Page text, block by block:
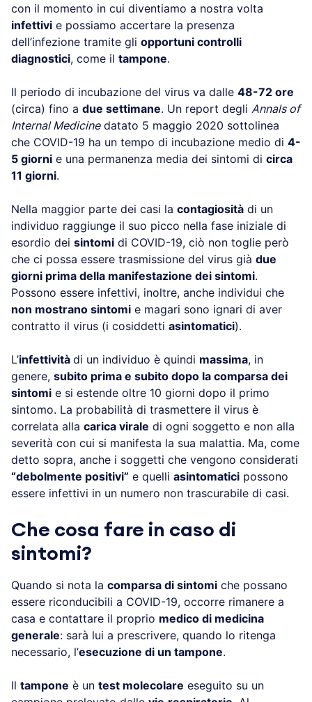
con il momento in cui diventiamo a nostra volta
infettivi e possiamo accertare la presenza
dell’infezione tramite gli opportuni controlli
diagnostici, come il tampone.
Il periodo di incubazione del virus va dalle 48-72 ore
(circa) fino a due settimane. Un report degli Annals of
Internal Medicinedatato 5 maggio 2020 sottolinea
che COVID-19 ha un tempo di incubazione medio di 4-
5 giorni e una permanenza media dei sintomi di circa
11 giorni.
Nella maggior parte dei casi la contagiosità di un
individuo raggiunge il suo picco nella fase iniziale di
esordio dei sintomi di COVID-19, ciò non toglie però
che ci possa essere trasmissione del virus già due
giorni prima della manifestazione dei sintomi.
Possono essere infettivi, inoltre, anche individui che
non mostrano sintomi e magari sono ignari di aver
contratto il virus (i cosiddetti asintomatici).
L’infettività di un individuo è quindi massima, in
genere, subito prima e subito dopo la comparsa dei
sintomi e si estende oltre 10 giorni dopo il primo
sintomo. La probabilità di trasmettere il virus è
correlata alla carica virale di ogni soggetto e non alla
severità con cui si manifesta la sua malattia. Ma, come
detto sopra, anche i soggetti che vengono considerati
“debolmente positivi” e quelli asintomatici possono
essere infettivi in un numero non trascurabile di casi.
Che cosa fare in caso di
sintomi?
Quando si nota la comparsa di sintomi che possano
essere riconducibili a COVID-19, occorre rimanere a
casa e contattare il proprio medico di medicina
generale: sarà lui a prescrivere, quando lo ritenga
necessario, l’esecuzione di un tampone.
Il tampone è un test molecolare eseguito su un